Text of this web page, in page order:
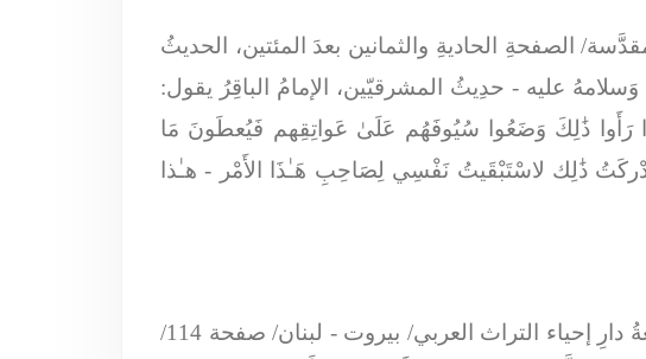
الأولىٰ/ قُم المقدَّسة/ الصفحةِ الحاديةِ والثمانين بعدَ المئتين، الحديثُ
وَسلامهُ عليه - حدِيثُ المشرقيّين، الإمامُ الباقِرُ يقول:
رَأَوا ذَٰلِكَ وَضَعُوا سُيُوفَهُم عَلَىٰ عَواتِقِهم فَيُعطَونَ مَا
أَدْركَتُ ذَٰلِك لاسْتَبْقَيتُ نَفْسِي لِصَاحِبِ هَـٰذَا الأَمْر - هـٰذا
في الجُزء الثّامنِ والتسعين مِن (بحار الأنوار) للمجلسي، المتوفّىٰ سنة 1111 للهجرة/ طبعةُ دارِ إحياء التراث العربي/ بيروت - لبنان/ صفحة 114/